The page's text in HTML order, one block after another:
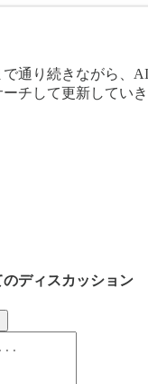
通り続きながら、
チして更新してい
ディスカッション